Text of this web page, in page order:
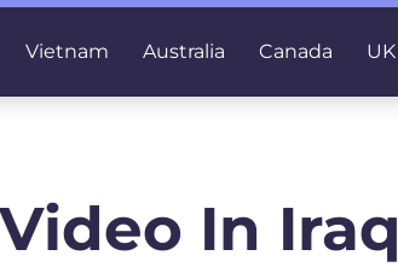
Vietnam Australia Canada UK
In Iraq